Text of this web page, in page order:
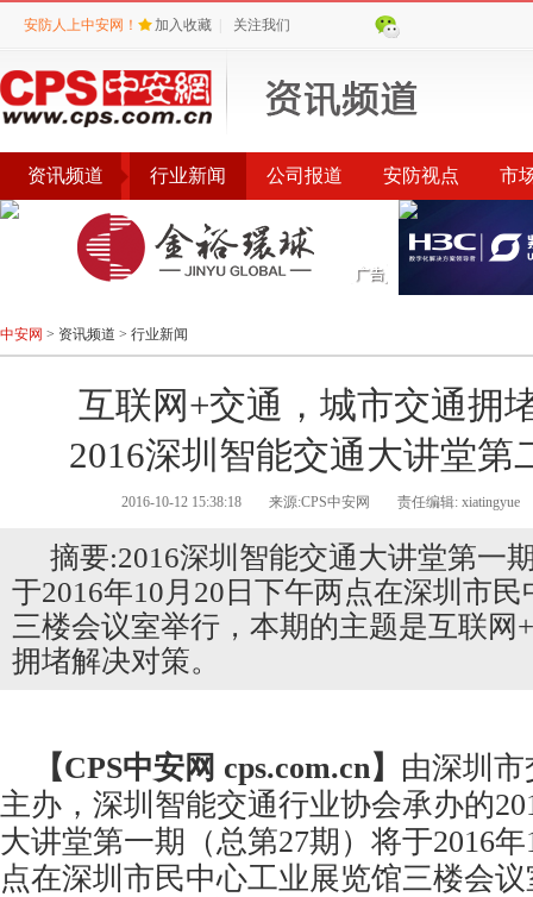
安防人上中安网！ 加入收藏 关注我们
资讯频道 行业新闻 公司报道 安防视点 市
公告 评选 榜单
中安网 > 资讯频道 > 行业新闻
互联网+交通，城市交通拥
2016深圳智能交通大讲堂第
2016-10-12 15:38:18 来源:CPS中安网 责任编辑: xiatingyue
摘要:2016深圳智能交通大讲堂第一
于2016年10月20日下午两点在深圳市
三楼会议室举行，本期的主题是互联网
拥堵解决对策。
【CPS中安网 cps.com.cn】 由深圳
主办，深圳智能交通行业协会承办的
大讲堂第一期（总第27期）将于2016
点在深圳市民中心工业展览馆三楼会